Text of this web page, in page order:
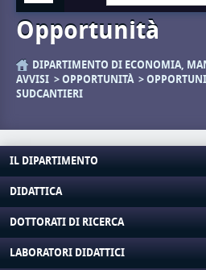
Opportunità
DIPARTIMENTO DI ECONOMIA,
AVVISI
OPPORTUNITÀ
SUDCANTIERI
IL DIPARTIMENTO
DIDATTICA
DOTTORATI DI RICERCA
LABORATORI DIDATTICI